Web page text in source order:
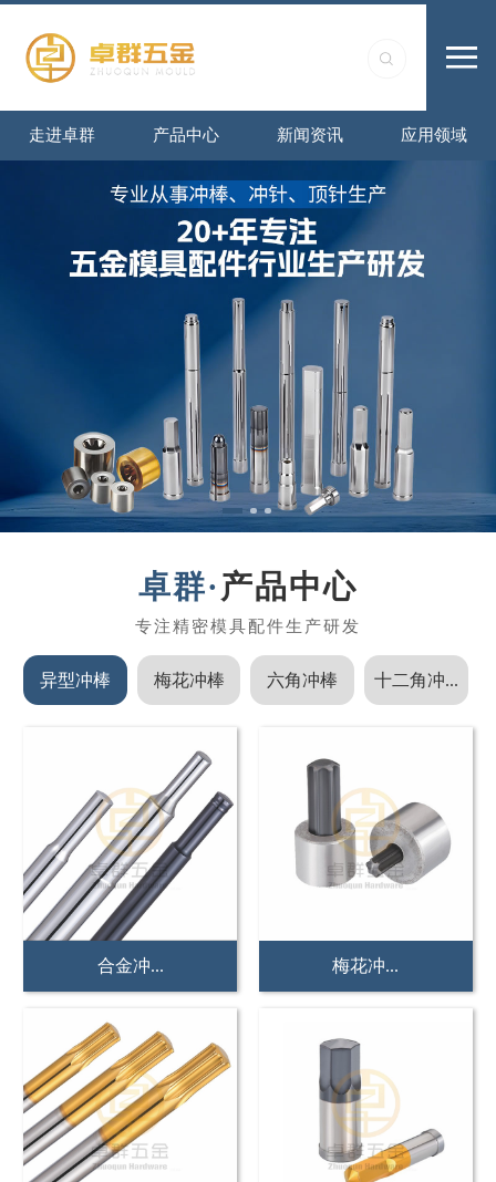
走进卓群 产品中心 新闻资讯 应用领域
产品中心
异型冲棒 梅花冲棒 六角冲棒 十二角冲...
非标冲... 紧固件...